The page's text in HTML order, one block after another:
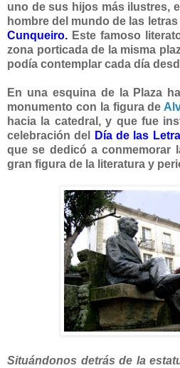
uno de sus hijos más ilustres,
hombre del mundo de las
Cunqueiro. Este famoso
zona porticada de la misma
podía contemplar cada día
En una esquina de la Plaza
monumento con la figura de
hacia la catedral, y que fue
celebración del
Día de las
que se dedicó a conmemorar
gran figura de la literatura y
Situándonos detrás de la